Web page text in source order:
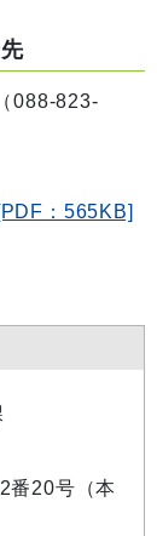
088-823-
：565KB]
番20号（本